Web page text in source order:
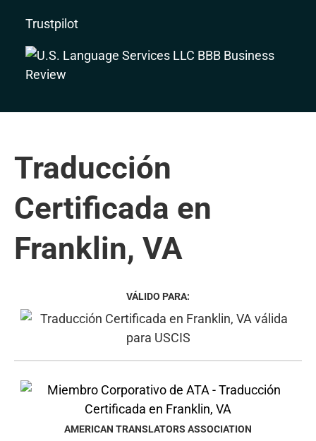
Trustpilot
Traducción
Certificada en
Franklin, VA
VÁLIDO PARA:
AMERICAN TRANSLATORS ASSOCIATION